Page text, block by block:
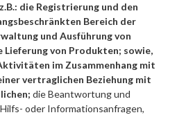
z.B.: die Registrierung und den
Bereich der
und Ausführung von
Lieferung von Produkten; sowie,
im Zusammenhang mit
vertraglichen Beziehung mit
die Beantwortung und
oder Informationsanfragen,